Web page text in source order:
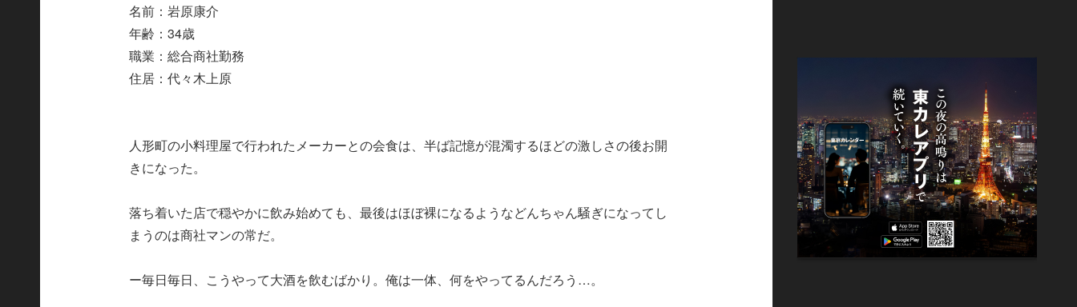
名前：岩原康介
年齢：34歳
職業：総合商社勤務
住居：代々木上原
人形町の小料理屋で行われたメーカーとの会食は、半ば記憶が混濁するほどの激しさの後お開
きになった。
落ち着いた店で穏やかに飲み始めても、最後はほぼ裸になるようなどんちゃん騒ぎになってし
まうのは商社マンの常だ。
ー毎日毎日、こうやって大酒を飲むばかり。俺は一体、何をやってるんだろう…。